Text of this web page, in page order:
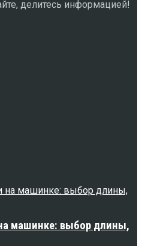
делитесь информацией!
машинке: выбор длины,